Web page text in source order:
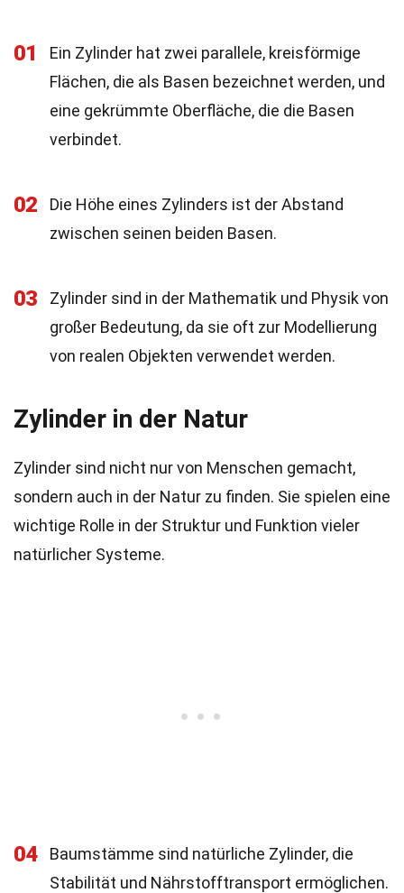
01
Ein Zylinder hat zwei parallele, kreisförmige
Flächen, die als Basen bezeichnet werden, und
eine gekrümmte Oberfläche, die die Basen
verbindet.
02
Die Höhe eines Zylinders ist der Abstand
zwischen seinen beiden Basen.
03
Zylinder sind in der Mathematik und Physik von
großer Bedeutung, da sie oft zur Modellierung
von realen Objekten verwendet werden.
Zylinder in der Natur
Zylinder sind nicht nur von Menschen gemacht,
sondern auch in der Natur zu finden. Sie spielen eine
wichtige Rolle in der Struktur und Funktion vieler
natürlicher Systeme.
04
Baumstämme sind natürliche Zylinder, die
Stabilität und Nährstofftransport ermöglichen.